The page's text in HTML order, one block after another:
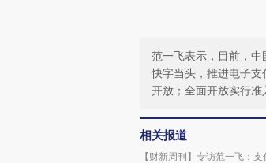
范一飞表示，目前，
快字当头，推进电子
开放；全面开放实行
相关报道
【财新周刊】专访范一飞：